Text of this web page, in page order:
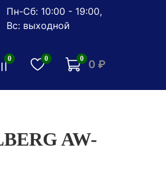
Пн-Сб: 10:00 - 19:00,
Вс: выходной
0 0 0 0 ₽
AW-